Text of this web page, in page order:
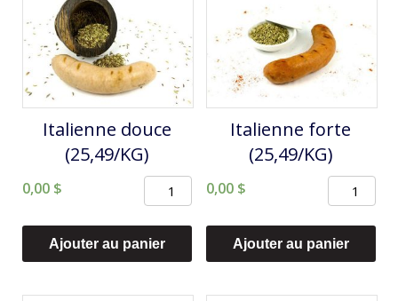
(28,49
KG)
Italienne douce
(25,49/KG)
0,00 $
quantité
Italienne
douce
(25,49/KG)
Ajouter au panier
Italienne forte
(25,49/KG)
0,00 $
quantité
Italienne
forte
(25,49/KG)
Ajouter au panier